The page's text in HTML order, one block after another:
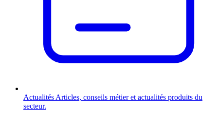
Actualités Articles, conseils métier et actualités produits du
secteur.